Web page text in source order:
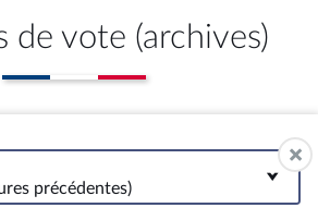
de vote (archives)
précédentes)